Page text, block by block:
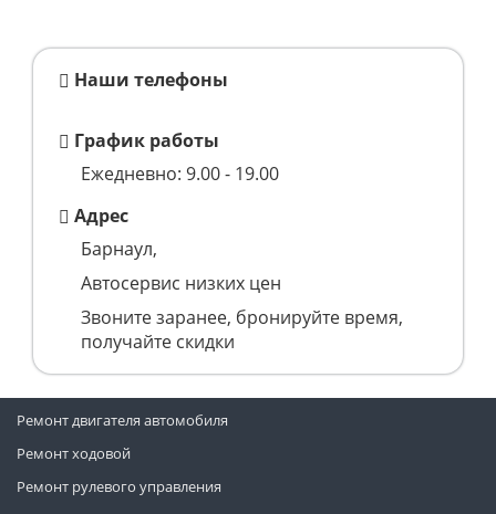
Наши телефоны
График работы
Ежедневно: 9.00 - 19.00
Адрес
Барнаул,
Автосервис низких цен
Звоните заранее, бронируйте время,
получайте скидки
Ремонт двигателя автомобиля
Ремонт ходовой
Ремонт рулевого управления